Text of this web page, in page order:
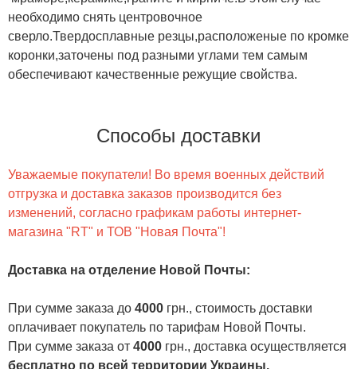
необходимо снять центровочное
сверло.Твердосплавные резцы,расположеные по кромке
коронки,заточены под разными углами тем самым
обеспечивают качественные режущие свойства.
Способы доставки
Уважаемые покупатели! Во время военных действий
отгрузка и доставка заказов производится без
изменений, согласно графикам работы интернет-
магазина "RT" и ТОВ "Новая Почта"!
Доставка на отделение Новой Почты:
При сумме заказа до 4000 грн., стоимость доставки
оплачивает покупатель по тарифам Новой Почты.
При сумме заказа от 4000 грн., доставка осуществляется
бесплатно по всей территории Украины.